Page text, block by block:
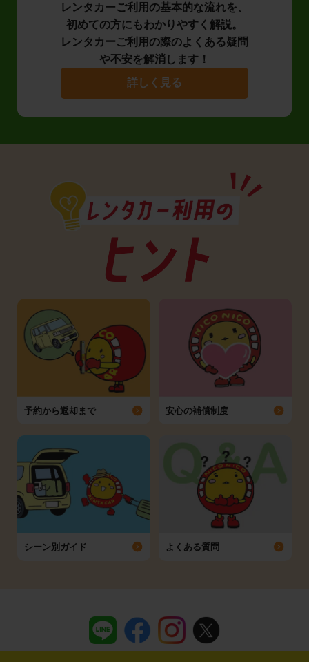
レンタカーご利用の基本的な流れを、
初めての方にもわかりやすく解説。
レンタカーご利用の際のよくある疑問
や不安を解消します！
詳しく見る
予約から返却まで 安心の補償制度
シーン別ガイド よくある質問